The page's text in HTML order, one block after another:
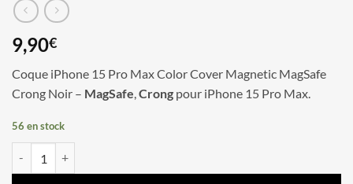
9,90€
Coque iPhone 15 Pro Max Color Cover Magnetic MagSafe
Crong Noir – MagSafe,Crong pour iPhone 15 Pro Max.
56 en stock